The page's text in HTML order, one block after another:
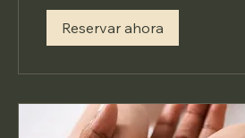
Reservar ahora